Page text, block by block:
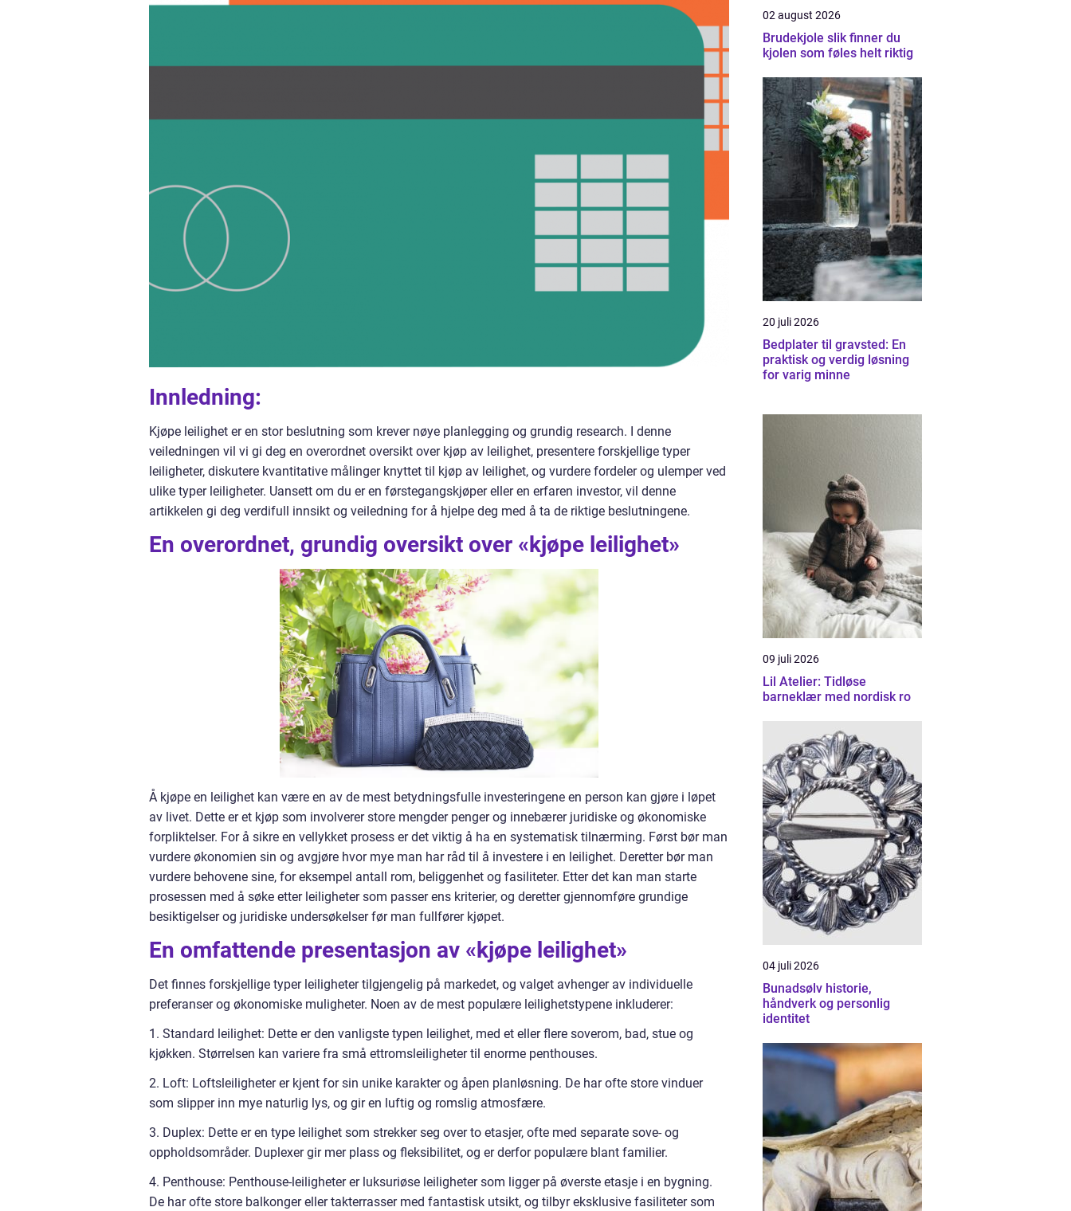
Innledning:
Kjøpe leilighet er en stor beslutning som krever nøye planlegging og grundig research. I denne
veiledningen vil vi gi deg en overordnet oversikt over kjøp av leilighet, presentere forskjellige typer
leiligheter, diskutere kvantitative målinger knyttet til kjøp av leilighet, og vurdere fordeler og ulemper ved
ulike typer leiligheter. Uansett om du er en førstegangskjøper eller en erfaren investor, vil denne
artikkelen gi deg verdifull innsikt og veiledning for å hjelpe deg med å ta de riktige beslutningene.
En overordnet, grundig oversikt over «kjøpe leilighet»
Å kjøpe en leilighet kan være en av de mest betydningsfulle investeringene en person kan gjøre i løpet
av livet. Dette er et kjøp som involverer store mengder penger og innebærer juridiske og økonomiske
forpliktelser. For å sikre en vellykket prosess er det viktig å ha en systematisk tilnærming. Først bør man
vurdere økonomien sin og avgjøre hvor mye man har råd til å investere i en leilighet. Deretter bør man
vurdere behovene sine, for eksempel antall rom, beliggenhet og fasiliteter. Etter det kan man starte
prosessen med å søke etter leiligheter som passer ens kriterier, og deretter gjennomføre grundige
besiktigelser og juridiske undersøkelser før man fullfører kjøpet.
En omfattende presentasjon av «kjøpe leilighet»
Det finnes forskjellige typer leiligheter tilgjengelig på markedet, og valget avhenger av individuelle
preferanser og økonomiske muligheter. Noen av de mest populære leilighetstypene inkluderer:
1. Standard leilighet: Dette er den vanligste typen leilighet, med et eller flere soverom, bad, stue og
kjøkken. Størrelsen kan variere fra små ettromsleiligheter til enorme penthouses.
2. Loft: Loftsleiligheter er kjent for sin unike karakter og åpen planløsning. De har ofte store vinduer
som slipper inn mye naturlig lys, og gir en luftig og romslig atmosfære.
3. Duplex: Dette er en type leilighet som strekker seg over to etasjer, ofte med separate sove- og
oppholdsområder. Duplexer gir mer plass og fleksibilitet, og er derfor populære blant familier.
4. Penthouse: Penthouse-leiligheter er luksuriøse leiligheter som ligger på øverste etasje i en bygning.
De har ofte store balkonger eller takterrasser med fantastisk utsikt, og tilbyr eksklusive fasiliteter som
02 august 2026
Brudekjole slik finner du
kjolen som føles helt riktig
20 juli 2026
Bedplater til gravsted: En
praktisk og verdig løsning
for varig minne
09 juli 2026
Lil Atelier: Tidløse
barneklær med nordisk ro
04 juli 2026
Bunadsølv historie,
håndverk og personlig
identitet